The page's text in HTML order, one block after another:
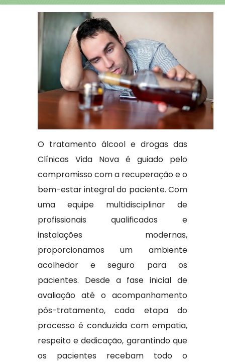
O tratamento álcool e drogas das
Clínicas Vida Nova é guiado pelo
compromisso com a recuperação e o
bem-estar integral do paciente. Com
uma equipe multidisciplinar de
profissionais qualificados e
instalações modernas,
proporcionamos um ambiente
acolhedor e seguro para os
pacientes. Desde a fase inicial de
avaliação até o acompanhamento
pós-tratamento, cada etapa do
processo é conduzida com empatia,
respeito e dedicação, garantindo que
os pacientes recebam todo o